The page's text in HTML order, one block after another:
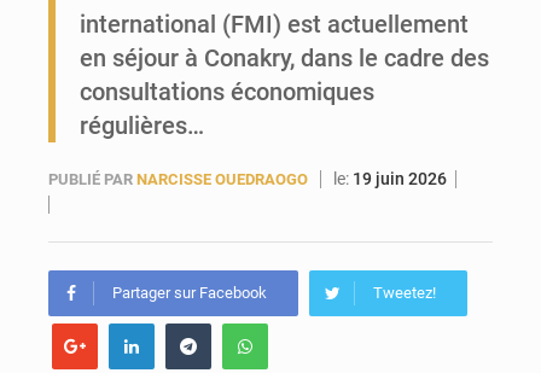
international (FMI) est actuellement
en séjour à Conakry, dans le cadre des
consultations économiques
régulières…
PUBLIÉ PAR NARCISSE OUEDRAOGO le: 19 juin 2026
Partager sur Facebook Tweetez!